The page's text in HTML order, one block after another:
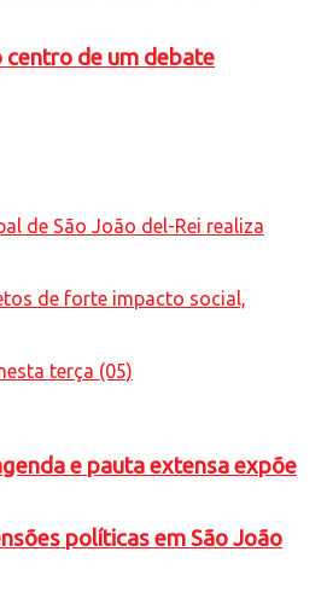
centro de um debate
e pauta extensa expõe
políticas em São João